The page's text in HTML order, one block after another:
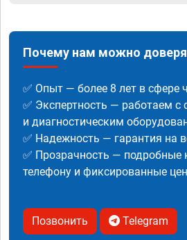
Почему нам можно
✅ Опыт — более 8 лет в сфере
✅ Экспертность — работаем
и диагностическим
✅ Надежность — гарантия на
✅ Прозрачность — подробные
телефону и фиксированные
Позвонить Telegram